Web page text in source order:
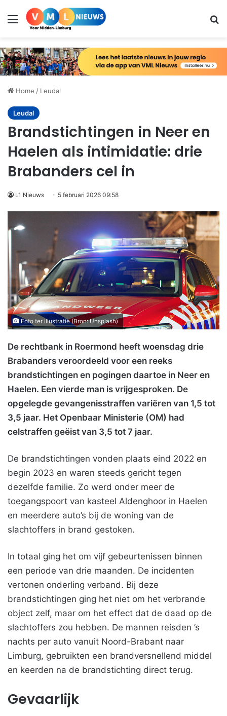
Menu
Home / Leudal
Leudal
Brandstichtingen in Neer en
Haelen als intimidatie: drie
Brabanders cel in
L1 Nieuws 5 februari 2026 09:58
Foto ter illustratie (Bron: Unsplash)
De rechtbank in Roermond heeft woensdag drie
Brabanders veroordeeld voor een reeks
brandstichtingen en pogingen daartoe in Neer en
Haelen. Een vierde man is vrijgesproken. De
opgelegde gevangenisstraffen variëren van 1,5 tot
3,5 jaar. Het Openbaar Ministerie (OM) had
celstraffen geëist van 3,5 tot 7 jaar.
De brandstichtingen vonden plaats eind 2022 en
begin 2023 en waren steeds gericht tegen
dezelfde familie. Zo werd onder meer de
toegangspoort van kasteel Aldenghoor in Haelen
en meerdere auto’s bij de woning van de
slachtoffers in brand gestoken.
In totaal ging het om vijf gebeurtenissen binnen
een periode van drie maanden. De incidenten
vertonen onderling verband. Bij deze
brandstichtingen ging het niet om het verbrande
object zelf, maar om het effect dat de daad op de
slachtoffers zou hebben. De mannen reisden ’s
nachts per auto vanuit Noord-Brabant naar
Limburg, gebruikten een brandversnellend middel
en keerden na de brandstichting direct terug.
Gevaarlijk